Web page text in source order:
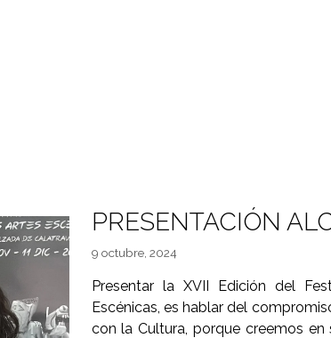
PRESENTACIÓN
9 octubre, 2024
Presentar la XVII Edición del
Escénicas, es hablar del
con la Cultura, porque creemos